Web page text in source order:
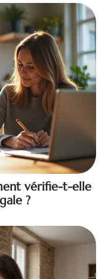
vérifie-t-elle
?